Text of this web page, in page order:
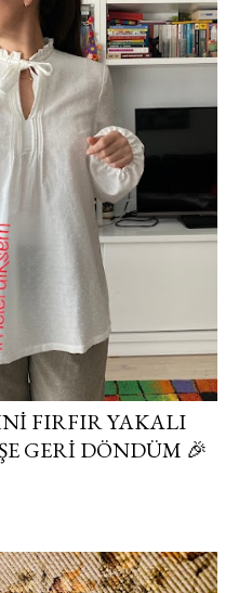
FIRFIR YAKALI
GERI DÖNDÜM 🎉